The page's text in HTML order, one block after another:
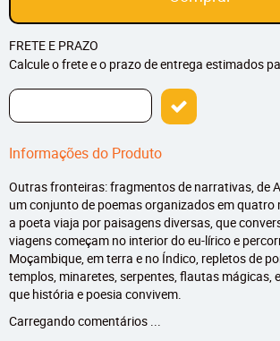
FRETE E PRAZO
Calcule o frete e o prazo de entrega estimados
Informações do Produto
Outras fronteiras: fragmentos de narrativas, de
um conjunto de poemas organizados em quatro
a poeta viaja por paisagens diversas, que
viagens começam no interior do eu-lírico e
Moçambique, em terra e no Índico, repletos de
templos, minaretes, serpentes, flautas mágicas,
que história e poesia convivem.
Carregando comentários ...